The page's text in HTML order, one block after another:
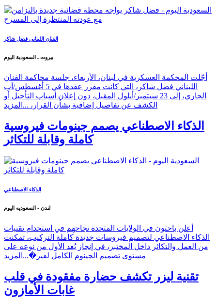
الفنان اللبناني فضل شاكر
بيروت ـ السعودية اليوم
أجّلت المحكمة العسكرية في لبنان، الأربعاء، جلسة محاكمة الفنان
اللبناني فضل شاكر، التي كانت مقرر عقدها في 5 أغسطس/آب
الجاري، إلى 23 سبتمبر/أيلول المقبل، دون إعلان أسباب التأجيل أو
الكشف عن تفاصيل إضافية بشأن القرار، ... المزيد
الذكاء الاصطناعي يصمم جينومات فيروسية
كاملة وقابلة للتكاثر
الذكاء الاصطناعي
لندن - السعوديه اليوم
أعلن باحثون في الولايات المتحدة نجاحهم في استخدام تقنيات
الذكاء الاصطناعي لتصميم فيروسات جديدة كاملة التركيب، تمكنت
من العمل والتكاثر داخل المختبر، في إنجاز يُعد الأول من نوعه على
مستوى تصميم الجينوم الكامل لفير�... المزيد
تقنية ليزر تكشف حضارة مفقودة في قلب
غابات الأمازون